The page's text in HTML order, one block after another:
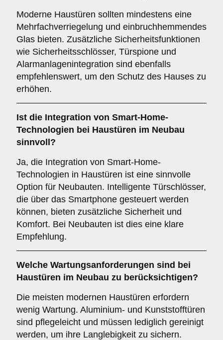
Moderne Haustüren sollten mindestens eine
Mehrfachverriegelung und einbruchhemmendes
Glas bieten. Zusätzliche Sicherheitsfunktionen
wie Sicherheitsschlösser, Türspione und
Alarmanlagenintegration sind ebenfalls
empfehlenswert, um den Schutz des Hauses zu
erhöhen.
Ist die Integration von Smart-Home-
Technologien bei Haustüren im Neubau
sinnvoll?
Ja, die Integration von Smart-Home-
Technologien in Haustüren ist eine sinnvolle
Option für Neubauten. Intelligente Türschlösser,
die über das Smartphone gesteuert werden
können, bieten zusätzliche Sicherheit und
Komfort. Bei Neubauten ist dies eine klare
Empfehlung.
Welche Wartungsanforderungen sind bei
Haustüren im Neubau zu berücksichtigen?
Die meisten modernen Haustüren erfordern
wenig Wartung. Aluminium- und Kunststofftüren
sind pflegeleicht und müssen lediglich gereinigt
werden, um ihre Langlebigkeit zu sichern.